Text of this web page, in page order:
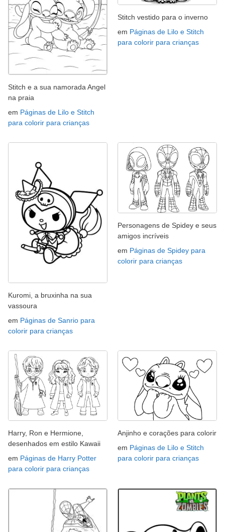
Stitch e a sua namorada Angel
na praia
em Páginas de Lilo e Stitch
para colorir para crianças
Stitch vestido para o inverno
em Páginas de Lilo e Stitch
para colorir para crianças
Kuromi, a bruxinha na sua
vassoura
em Páginas de Sanrio para
colorir para crianças
Personagens de Spidey e seus
amigos incríveis
em Páginas de Spidey para
colorir para crianças
Harry, Ron e Hermione,
desenhados em estilo Kawaii
em Páginas de Harry Potter
para colorir para crianças
Anjinho e corações para colorir
em Páginas de Lilo e Stitch
para colorir para crianças